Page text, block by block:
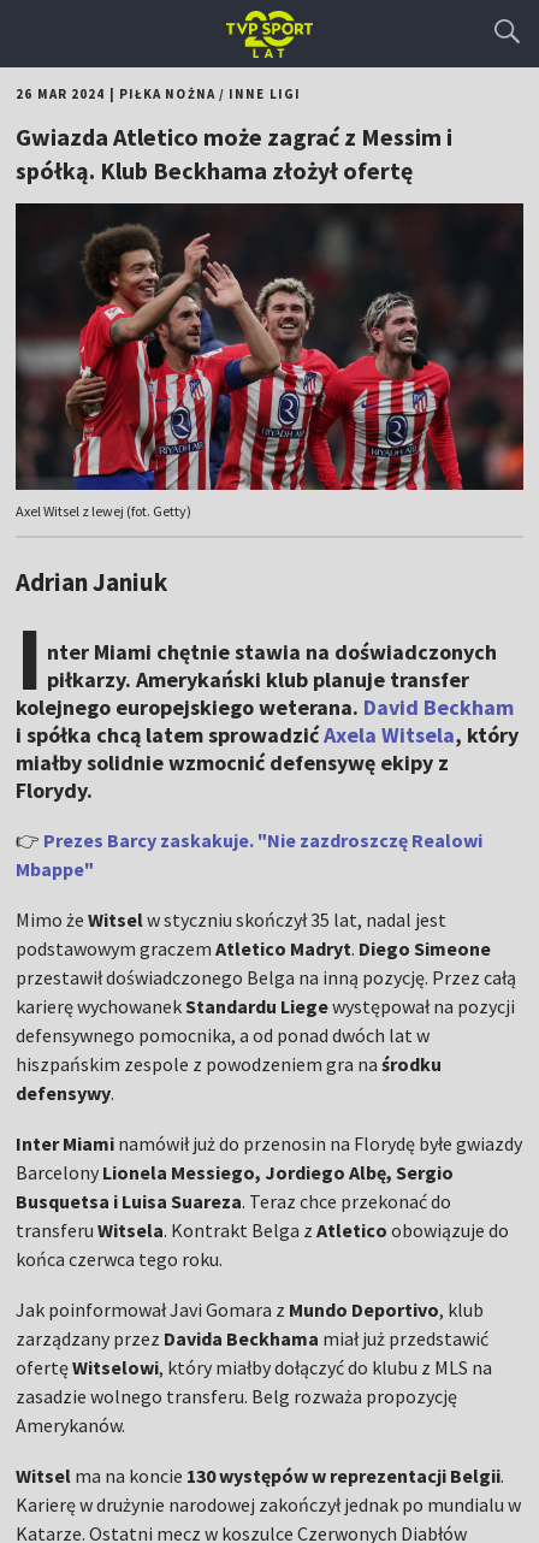
26 MAR 2024 PIŁKA NOŻNA/ INNE LIGI
Gwiazda Atletico może zagrać z Messim i
spółką. Klub Beckhama złożył ofertę
Axel Witsel z lewej (fot. Getty)
Adrian Janiuk
I nter Miami chętnie stawia na doświadczonych
piłkarzy. Amerykański klub planuje transfer
kolejnego europejskiego weterana. David Beckham
i spółka chcą latem sprowadzićAxela Witsela, który
miałby solidnie wzmocnić defensywę ekipy z
Florydy.
👉 Prezes Barcy zaskakuje. "Nie zazdroszczę Realowi
Mbappe"
Mimo żeWitselw styczniu skończył 35 lat, nadal jest
podstawowym graczemAtletico Madryt. Diego Simeone
przestawił doświadczonego Belga na inną pozycję. Przez całą
karierę wychowanekStandardu Liegewystępował na pozycji
defensywnego pomocnika, a od ponad dwóch lat w
hiszpańskim zespole z powodzeniem gra naśrodku
defensywy.
Inter Miami namówił już do przenosin na Florydę byłe gwiazdy
Barcelony Lionela Messiego, Jordiego Albę, Sergio
Busquetsa i Luisa Suareza. Teraz chce przekonać do
transferuWitsela. Kontrakt Belga zAtleticoobowiązuje do
końca czerwca tego roku.
Jak poinformował Javi Gomara z Mundo Deportivo, klub
zarządzany przez Davida Beckhama miał już przedstawić
ofertęWitselowi, który miałby dołączyć do klubu z MLS na
zasadzie wolnego transferu. Belg rozważa propozycję
Amerykanów.
Witsel ma na koncie 130 występów w reprezentacji Belgii.
Karierę w drużynie narodowej zakończył jednak po mundialu w
Katarze. Ostatni mecz w koszulce Czerwonych Diabłów